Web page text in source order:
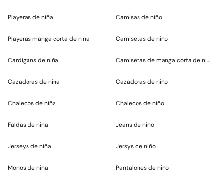
Playeras de niña
Playeras manga corta de niña
Cardigans de niña
Cazadoras de niña
Chalecos de niña
Faldas de niña
Jerseys de niña
Monos de niña
Camisas de niño
Camisetas de niño
Camisetas de manga corta de niño
Cazadoras de niño
Chalecos de niño
Jeans de niño
Jersys de niño
Pantalones de niño